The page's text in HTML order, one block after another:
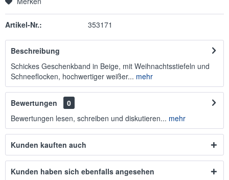
Artikel-Nr.: 353171
Beschreibung
Schickes Geschenkband in Beige, mit Weihnachtsstiefeln und
Schneeflocken, hochwertiger weißer... mehr
Bewertungen
0
Bewertungen lesen, schreiben und diskutieren... mehr
Kunden kauften auch
Kunden haben sich ebenfalls angesehen